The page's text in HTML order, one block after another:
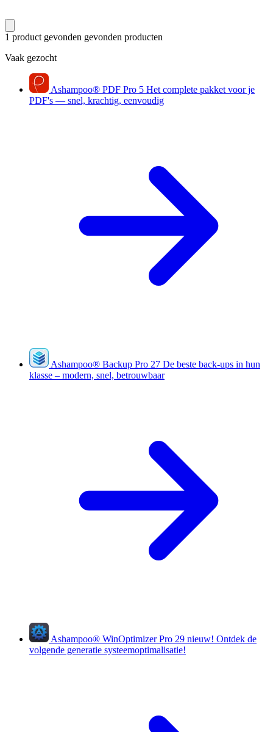
1 product gevonden gevonden producten
Vaak gezocht
Ashampoo® PDF Pro 5 Het complete pakket voor je
PDF's — snel, krachtig, eenvoudig
Ashampoo® Backup Pro 27 De beste back-ups in hun
klasse – modern, snel, betrouwbaar
Ashampoo® WinOptimizer Pro 29 nieuw! Ontdek de
volgende generatie systeemoptimalisatie!